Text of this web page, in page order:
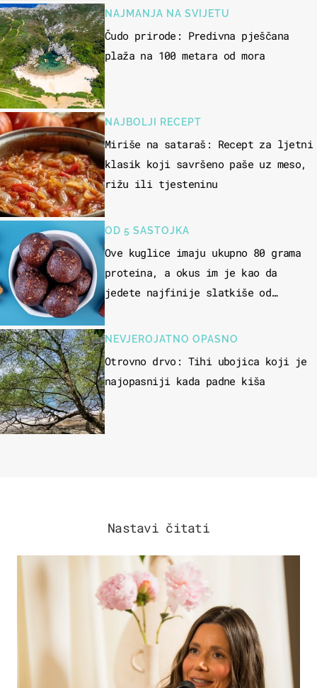
NAJMANJA NA SVIJETU
Čudo prirode: Predivna pješčana
plaža na 100 metara od mora
NAJBOLJI RECEPT
Miriše na sataraš: Recept za ljetni
klasik koji savršeno paše uz meso,
rižu ili tjesteninu
OD 5 SASTOJKA
Ove kuglice imaju ukupno 80 grama
proteina, a okus im je kao da
jedete najfinije slatkiše od
NEVJEROJATNO OPASNO
Otrovno drvo: Tihi ubojica koji je
najopasniji kada padne kiša
Nastavi čitati
MODA & LJEPOTA